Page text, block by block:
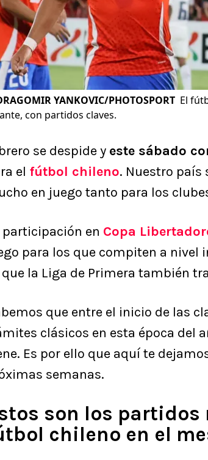
YANKOVIC/PHOTOSPORT El
con partidos claves.
se despide y este sábado
el fútbol chileno. Nuestro país
en juego tanto para los
participación en Copa
para los que compiten a nivel
que la Liga de Primera también
que entre el inicio de las
clásicos en esta época del
Es por ello que aquí te
semanas.
son los
chileno en el